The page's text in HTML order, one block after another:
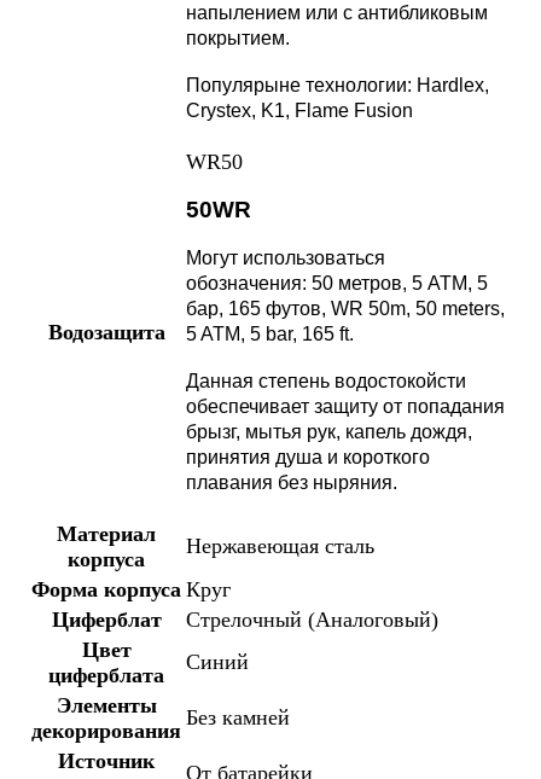
напылением или с антибликовым
покрытием.
Популярыне технологии: Hardlex,
Crystex, K1, Flame Fusion
Водозащита
WR50
50WR
Могут использоваться
обозначения: 50 метров, 5 АТМ, 5
бар, 165 футов, WR 50m, 50 meters,
5 ATM, 5 bar, 165 ft.
Данная степень водостокойсти
обеспечивает защиту от попадания
брызг, мытья рук, капель дождя,
принятия душа и короткого
плавания без ныряния.
Материал
корпуса
Нержавеющая сталь
Форма корпуса Круг
Циферблат
Стрелочный (Аналоговый)
Цвет
циферблата
Синий
Элементы
декорирования
Без камней
Источник
От батарейки